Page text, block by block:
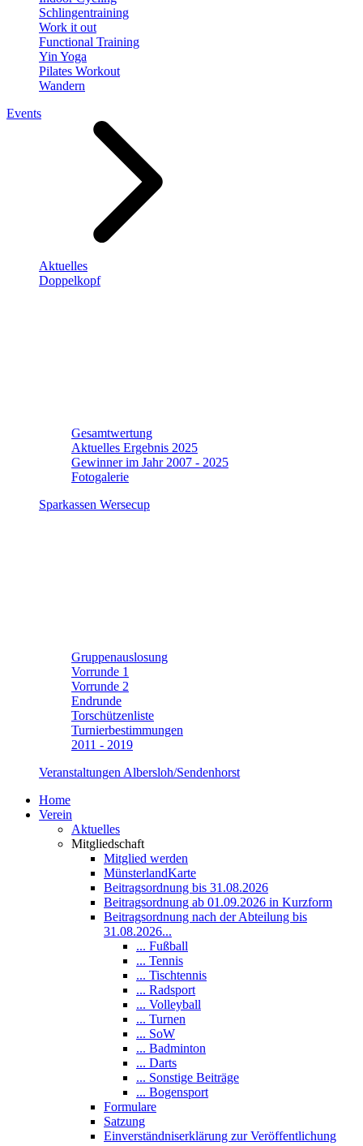
Schlingentraining
Work it out
Functional Training
Yin Yoga
Pilates Workout
Wandern
Events
Aktuelles
Doppelkopf
Gesamtwertung
Aktuelles Ergebnis 2025
Gewinner im Jahr 2007 - 2025
Fotogalerie
Sparkassen Wersecup
Gruppenauslosung
Vorrunde 1
Vorrunde 2
Endrunde
Torschützenliste
Turnierbestimmungen
2011 - 2019
Veranstaltungen Albersloh/Sendenhorst
Home
Verein
Aktuelles
Mitgliedschaft
Mitglied werden
MünsterlandKarte
Beitragsordnung bis 31.08.2026
Beitragsordnung ab 01.09.2026 in Kurzform
Beitragsordnung nach der Abteilung bis
31.08.2026...
... Fußball
... Tennis
... Tischtennis
... Radsport
... Volleyball
... Turnen
... SoW
... Badminton
... Darts
... Sonstige Beiträge
... Bogensport
Formulare
Satzung
Einverständniserklärung zur Veröffentlichung